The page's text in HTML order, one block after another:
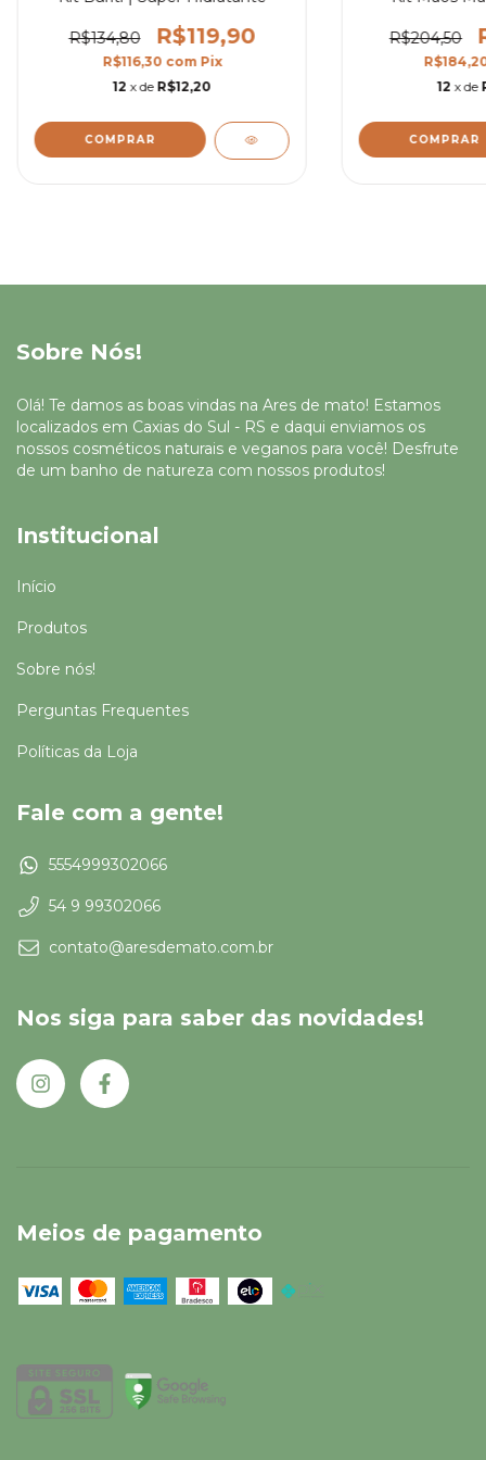
R$134,80 R$119,90
R$116,30 com Pix
12 x de R$12,20
R$204,50
12 x de
Sobre Nós!
Olá! Te damos as boas vindas na Ares de mato! Estamos
localizados em Caxias do Sul - RS e daqui enviamos os
nossos cosméticos naturais e veganos para você! Desfrute
de um banho de natureza com nossos produtos!
Institucional
Início
Produtos
Sobre nós!
Perguntas Frequentes
Políticas da Loja
Fale com a gente!
5554999302066
54 9 99302066
contato@aresdemato.com.br
Nos siga para saber das novidades!
Meios de pagamento